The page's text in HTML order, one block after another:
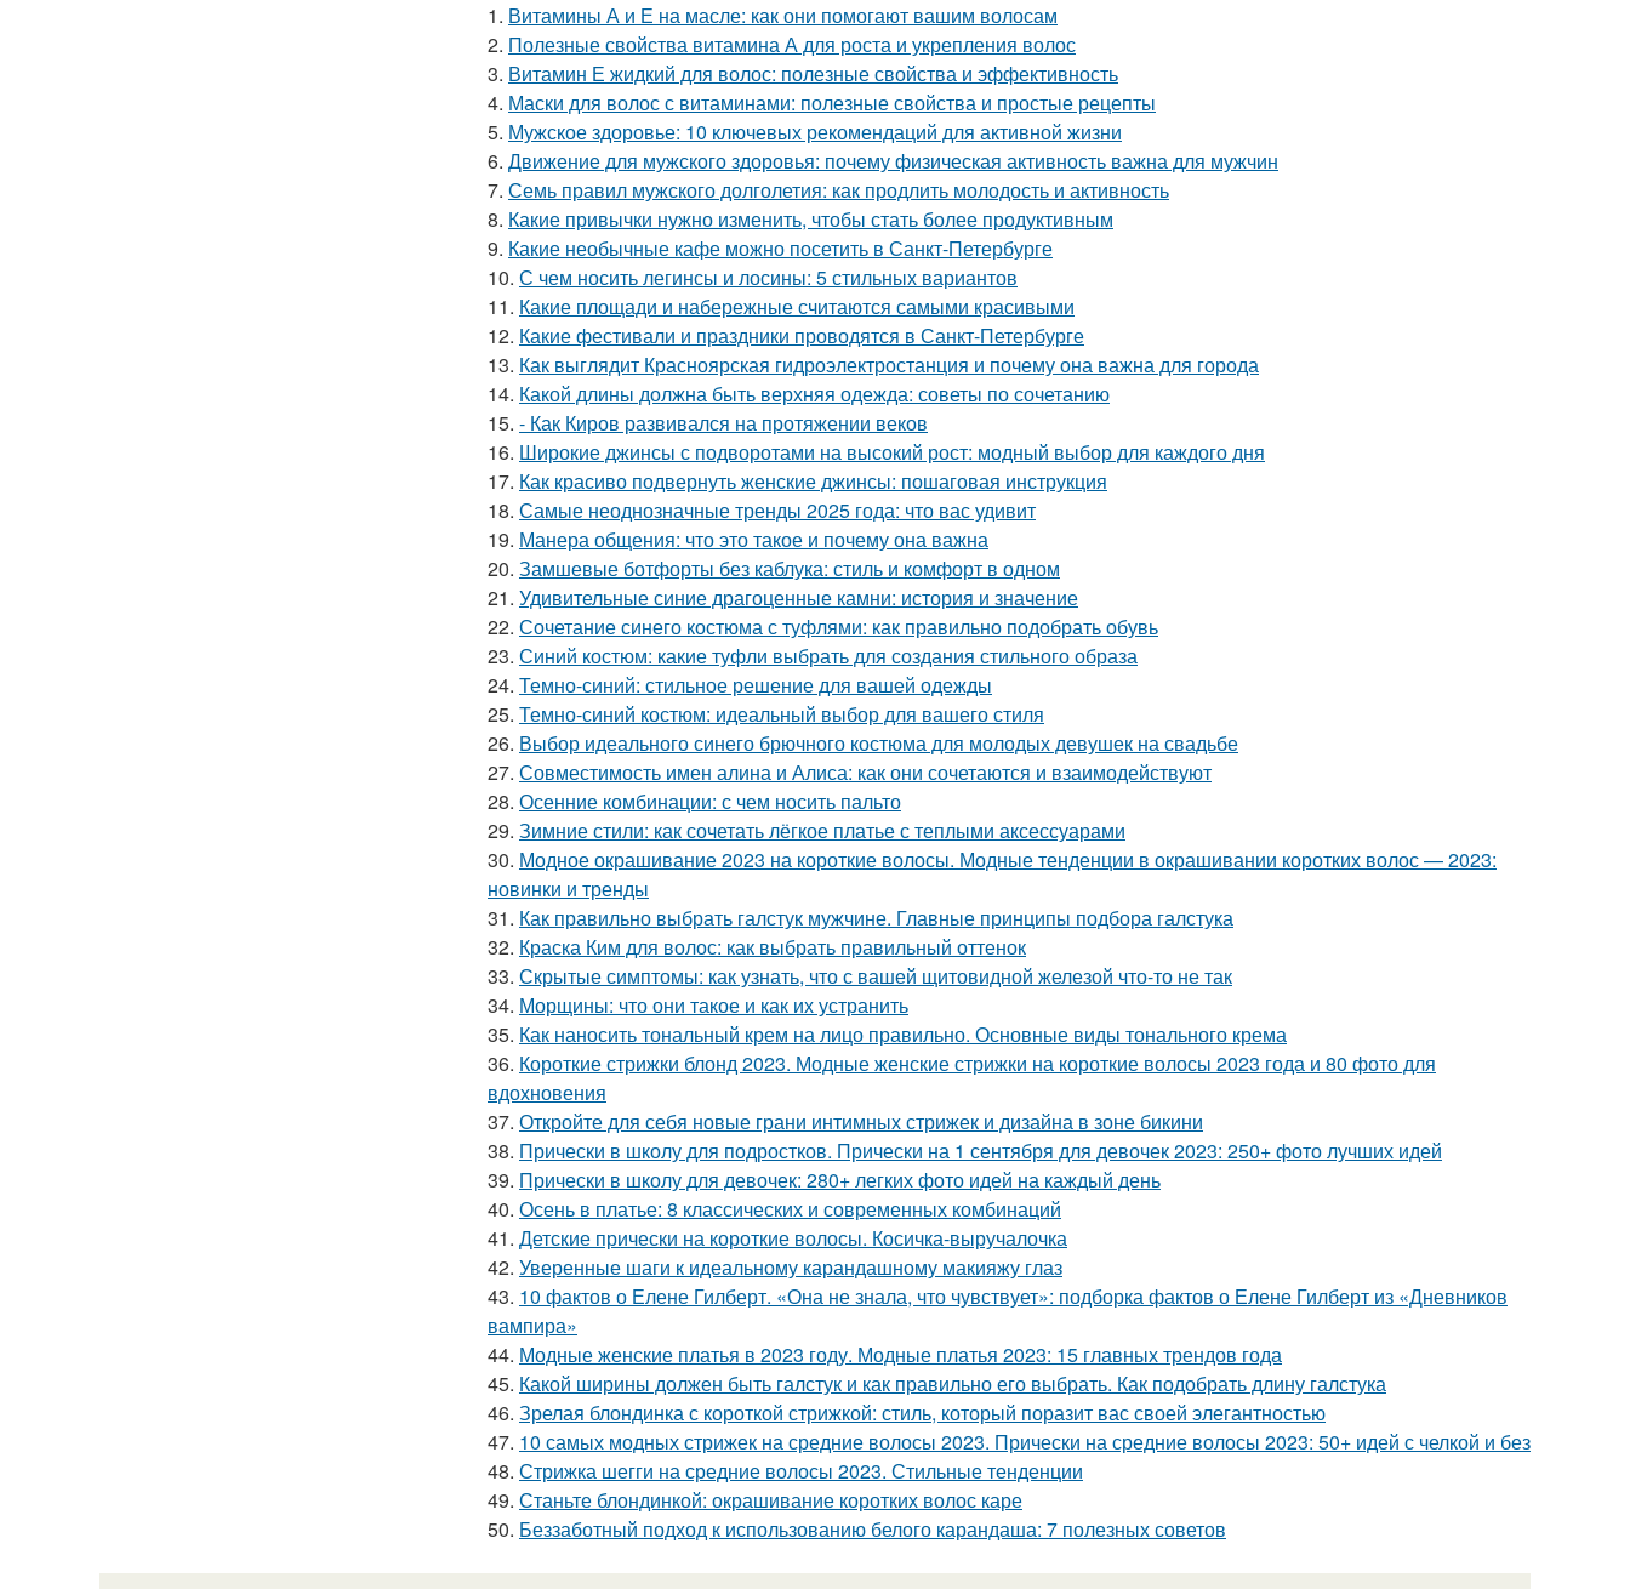
1. Витамины А и Е на масле: как они помогают вашим волосам
2. Полезные свойства витамина А для роста и укрепления волос
3. Витамин Е жидкий для волос: полезные свойства и эффективность
4. Маски для волос с витаминами: полезные свойства и простые рецепты
5. Мужское здоровье: 10 ключевых рекомендаций для активной жизни
6. Движение для мужского здоровья: почему физическая активность важна для мужчин
7. Семь правил мужского долголетия: как продлить молодость и активность
8. Какие привычки нужно изменить, чтобы стать более продуктивным
9. Какие необычные кафе можно посетить в Санкт-Петербурге
10. С чем носить легинсы и лосины: 5 стильных вариантов
11. Какие площади и набережные считаются самыми красивыми
12. Какие фестивали и праздники проводятся в Санкт-Петербурге
13. Как выглядит Красноярская гидроэлектростанция и почему она важна для города
14. Какой длины должна быть верхняя одежда: советы по сочетанию
15. - Как Киров развивался на протяжении веков
16. Широкие джинсы с подворотами на высокий рост: модный выбор для каждого дня
17. Как красиво подвернуть женские джинсы: пошаговая инструкция
18. Самые неоднозначные тренды 2025 года: что вас удивит
19. Манера общения: что это такое и почему она важна
20. Замшевые ботфорты без каблука: стиль и комфорт в одном
21. Удивительные синие драгоценные камни: история и значение
22. Сочетание синего костюма с туфлями: как правильно подобрать обувь
23. Синий костюм: какие туфли выбрать для создания стильного образа
24. Темно-синий: стильное решение для вашей одежды
25. Темно-синий костюм: идеальный выбор для вашего стиля
26. Выбор идеального синего брючного костюма для молодых девушек на свадьбе
27. Совместимость имен алина и Алиса: как они сочетаются и взаимодействуют
28. Осенние комбинации: с чем носить пальто
29. Зимние стили: как сочетать лёгкое платье с теплыми аксессуарами
30. Модное окрашивание 2023 на короткие волосы. Модные тенденции в окрашивании коротких волос — 2023:
новинки и тренды
31. Как правильно выбрать галстук мужчине. Главные принципы подбора галстука
32. Краска Ким для волос: как выбрать правильный оттенок
33. Скрытые симптомы: как узнать, что с вашей щитовидной железой что-то не так
34. Морщины: что они такое и как их устранить
35. Как наносить тональный крем на лицо правильно. Основные виды тонального крема
36. Короткие стрижки блонд 2023. Модные женские стрижки на короткие волосы 2023 года и 80 фото для
вдохновения
37. Откройте для себя новые грани интимных стрижек и дизайна в зоне бикини
38. Прически в школу для подростков. Прически на 1 сентября для девочек 2023: 250+ фото лучших идей
39. Прически в школу для девочек: 280+ легких фото идей на каждый день
40. Осень в платье: 8 классических и современных комбинаций
41. Детские прически на короткие волосы. Косичка-выручалочка
42. Уверенные шаги к идеальному карандашному макияжу глаз
43. 10 фактов о Елене Гилберт. «Она не знала, что чувствует»: подборка фактов о Елене Гилберт из «Дневников
вампира»
44. Модные женские платья в 2023 году. Модные платья 2023: 15 главных трендов года
45. Какой ширины должен быть галстук и как правильно его выбрать. Как подобрать длину галстука
46. Зрелая блондинка с короткой стрижкой: стиль, который поразит вас своей элегантностью
47. 10 самых модных стрижек на средние волосы 2023. Прически на средние волосы 2023: 50+ идей с челкой и без
48. Стрижка шегги на средние волосы 2023. Стильные тенденции
49. Станьте блондинкой: окрашивание коротких волос каре
50. Беззаботный подход к использованию белого карандаша: 7 полезных советов